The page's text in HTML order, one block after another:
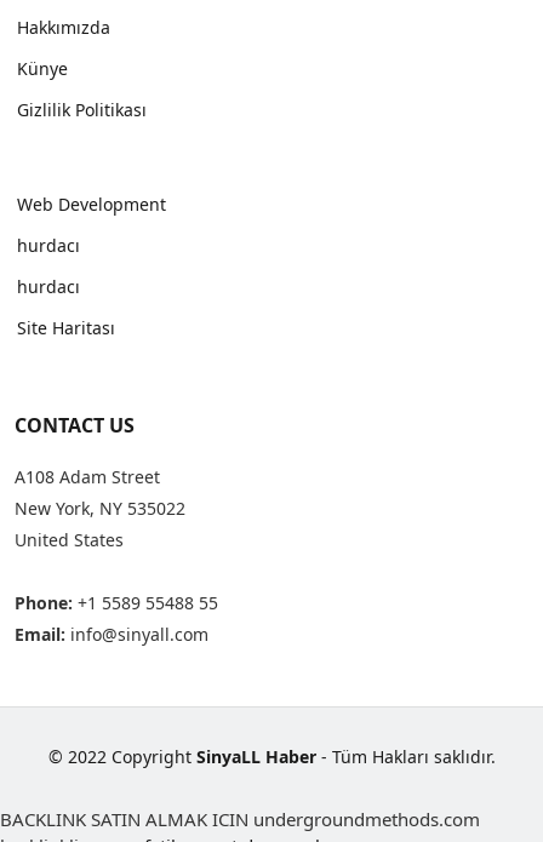
Hakkımızda
Künye
Gizlilik Politikası
Web Development
hurdacı
hurdacı
Site Haritası
CONTACT US
A108 Adam Street
New York, NY 535022
United States
Phone: +1 5589 55488 55
Email: info@sinyall.com
© 2022 Copyright SinyaLL Haber- Tüm Hakları saklıdır.
BACKLINK SATIN ALMAK ICIN undergroundmethods.com